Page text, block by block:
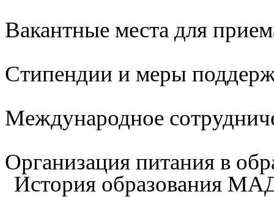
Вакантные места для
Стипендии и меры
Международное
Организация питания в
История образования